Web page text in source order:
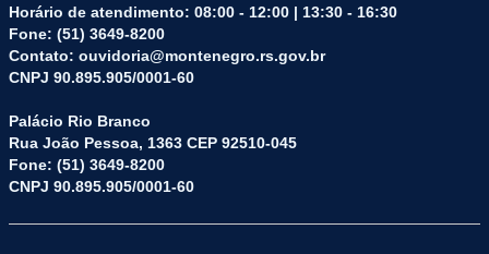
Horário de atendimento: 08:00 - 12:00 | 13:30 - 16:30
Fone: (51) 3649-8200
Contato: ouvidoria@montenegro.rs.gov.br
CNPJ 90.895.905/0001-60
Palácio Rio Branco
Rua João Pessoa, 1363 CEP 92510-045
Fone: (51) 3649-8200
CNPJ 90.895.905/0001-60